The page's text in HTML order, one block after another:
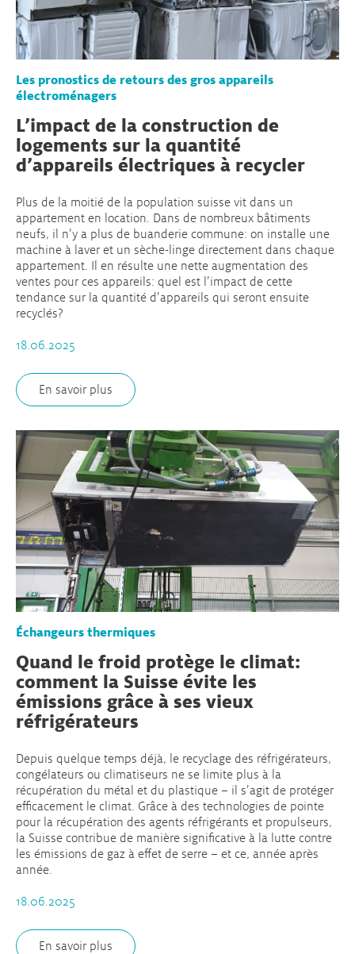
Les pronostics de retours des gros appareils
électroménagers
L’impact de la construction de
logements sur la quantité
d’appareils électriques à recycler
Plus de la moitié de la population suisse vit dans un
appartement en location. Dans de nombreux bâtiments
neufs, il n’y a plus de buanderie commune: on installe une
machine à laver et un sèche-linge directement dans chaque
appartement. Il en résulte une nette augmentation des
ventes pour ces appareils: quel est l’impact de cette
tendance sur la quantité d’appareils qui seront ensuite
recyclés?
18.06.2025
En savoir plus
Échangeurs thermiques
Quand le froid protège le climat:
comment la Suisse évite les
émissions grâce à ses vieux
réfrigérateurs
Depuis quelque temps déjà, le recyclage des réfrigérateurs,
congélateurs ou climatiseurs ne se limite plus à la
récupération du métal et du plastique – il s’agit de protéger
efficacement le climat. Grâce à des technologies de pointe
pour la récupération des agents réfrigérants et propulseurs,
la Suisse contribue de manière significative à la lutte contre
les émissions de gaz à effet de serre – et ce, année après
année.
18.06.2025
En savoir plus